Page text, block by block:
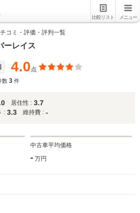
比較リスト メニュー
コミ・評価・評判一覧
ーレイス
4.0点
数 3 件
居住性 : 3.7
: 3.3 維持費 : -
中古車平均価格
-万円